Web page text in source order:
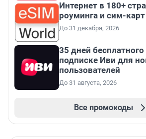
Интернет в 180+
роуминга и сим-карт
До 31 декабря, 2026
35 дней
подписке Иви для
пользователей
До 31 августа, 2026
Все промокоды